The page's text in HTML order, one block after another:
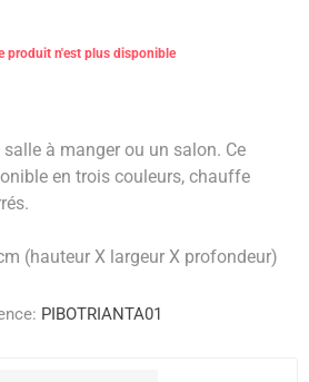
produit n'est plus disponible
à manger ou un salon. Ce
en trois couleurs, chauffe
(hauteur X largeur X profondeur)
PIBOTRIANTA01